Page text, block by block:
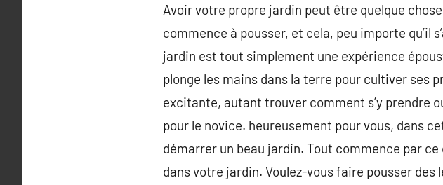
Avoir votre propre jardin peut être quelque
commence à pousser, et cela, peu importe qu’il
jardin est tout simplement une expérience
plonge les mains dans la terre pour cultiver ses
excitante, autant trouver comment s’y prendre
pour le novice. heureusement pour vous, dans
démarrer un beau jardin. Tout commence par
dans votre jardin. Voulez-vous faire pousser des